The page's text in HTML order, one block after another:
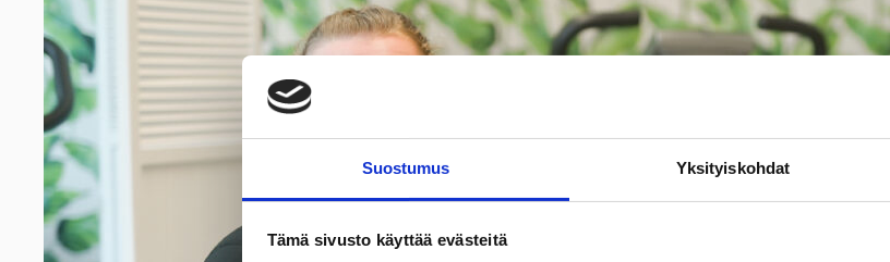
Suostumus Yksityiskohdat
Tämä sivusto käyttää evästeitä